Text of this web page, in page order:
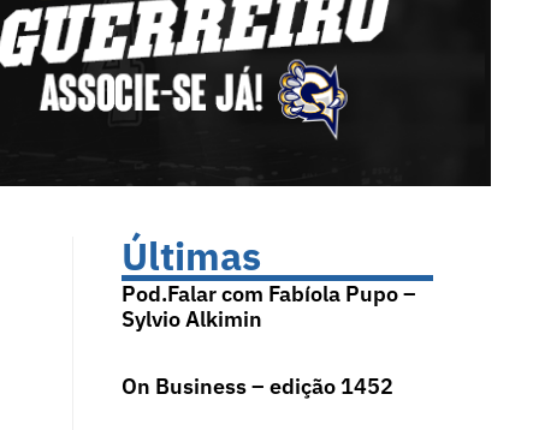
Últimas
Pod.Falar com Fabíola Pupo –
Sylvio Alkimin
On Business – edição 1452